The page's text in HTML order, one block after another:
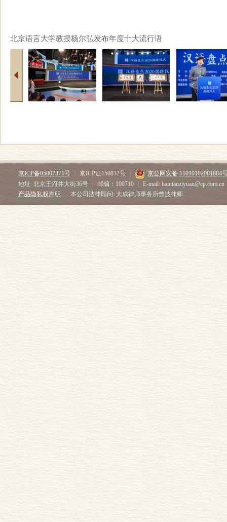
北京语言大学教授杨尔弘发布年度十大流行语
京ICP备05007371号 京ICP证150832号
京公网安备 11010102001884
地址: 北京王府井大街36号
邮编：100710
E-mail: bainianziyuan@cp.com.cn
产品隐私权声明
本公司法律顾问: 大成律师事务所曾波律师